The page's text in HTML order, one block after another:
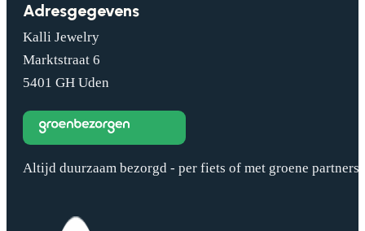
Adresgegevens
Kalli Jewelry
Marktstraat 6
5401 GH Uden
Altijd duurzaam bezorgd - per fiets of met groene partners